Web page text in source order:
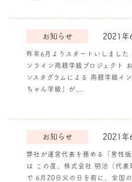
2021年
お知らせ
昨年6月よりスタートいしました
ンライン両親学級プロジェクト
ンスタグラムによる 両親学級イ
ちゃん学級」が...
2021年
お知らせ
弊社が運営代表を務める「男性
は この度、株式会社 明治（代
で 6月20日父の日を前に、全国